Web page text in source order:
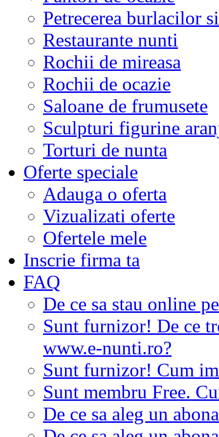
Petrecerea burlacilor
Restaurante nunti
Rochii de mireasa
Rochii de ocazie
Saloane de frumusete
Sculpturi figurine
Torturi de nunta
Oferte speciale
Adauga o oferta
Vizualizati oferte
Ofertele mele
Inscrie firma ta
FAQ
De ce sa stau online
Sunt furnizor! De ce
www.e-nunti.ro?
Sunt furnizor! Cum
Sunt membru Free.
De ce sa aleg un